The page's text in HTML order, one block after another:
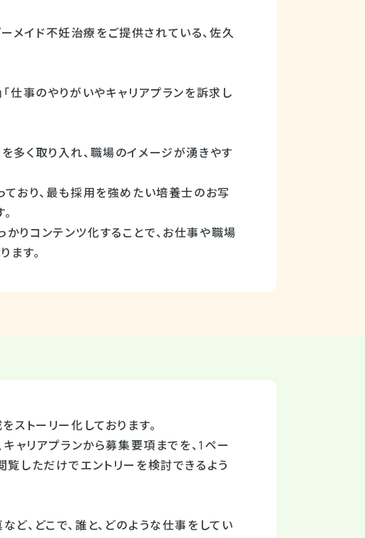
イド不妊治療をご提供されている、佐久
仕事のやりがいやキャリアプランを訴求し
多く取り入れ、職場のイメージが湧きやす
ており、最も採用を強めたい培養士のお写
りコンテンツ化することで、お仕事や職場
ます。
トーリー化しております。
ャリアプランから募集要項までを、1ペー
しただけでエントリーを検討できるよう
、どこで、誰と、どのような仕事をしてい